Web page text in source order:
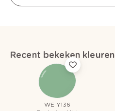
Recent bekeken kleuren
WE Y136